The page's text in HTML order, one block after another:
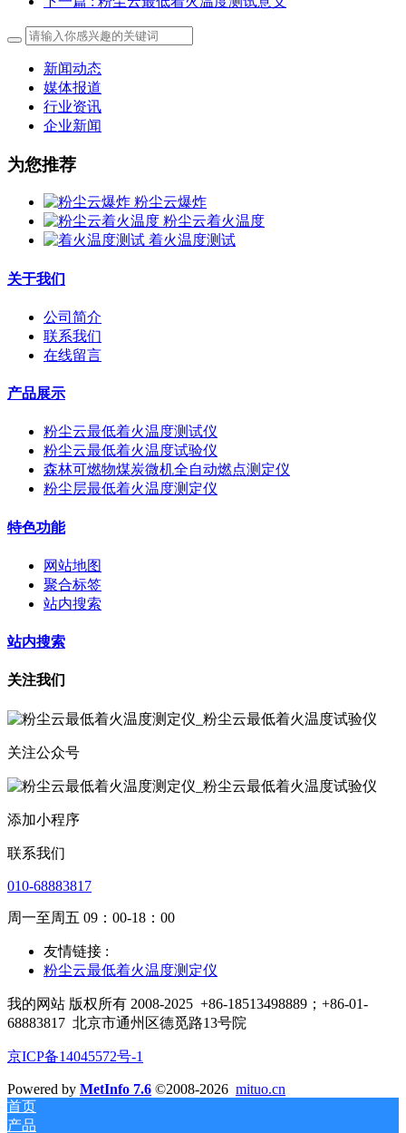
新闻动态
媒体报道
行业资讯
企业新闻
为您推荐
粉尘云爆炸
粉尘云着火温度
着火温度测试
关于我们
公司简介
联系我们
在线留言
产品展示
粉尘云最低着火温度测试仪
粉尘云最低着火温度试验仪
森林可燃物煤炭微机全自动燃点测定仪
粉尘层最低着火温度测定仪
特色功能
网站地图
聚合标签
站内搜索
站内搜索
关注我们
关注公众号
添加小程序
联系我们
010-68883817
周一至周五 09：00-18：00
友情链接 :
粉尘云最低着火温度测定仪
我的网站 版权所有 2008-2025 +86-18513498889；+86-01-
68883817 北京市通州区德觅路13号院
京ICP备14045572号-1
Powered by MetInfo 7.6 ©2008-2026 mituo.cn
首页
产品